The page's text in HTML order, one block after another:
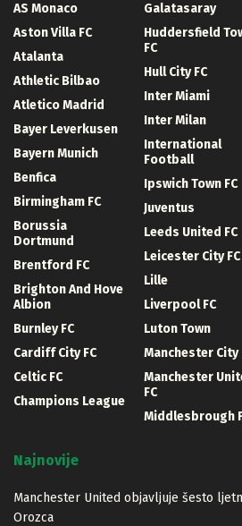
AS Monaco
Aston Villa FC
Atalanta
Athletic Bilbao
Atletico Madrid
Bayer Leverkusen
Bayern Munich
Benfica
Birmingham FC
Borussia
Dortmund
Brentford FC
Brighton And Hove
Albion
Burnley FC
Cardiff City FC
Celtic FC
Champions League
Galatasaray
Huddersfield
FC
Hull City FC
Inter Miami
Inter Milan
International
Football
Ipswich Town FC
Juventus
Leeds United FC
Leicester City FC
Lille
Liverpool FC
Luton Town
Manchester City
Manchester
FC
Middlesbrough
Najnovije
Manchester United objavljuje šesto
Orozca